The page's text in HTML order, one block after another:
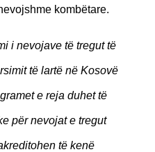
kombëtare.
i nevojave të tregut të
të lartë në Kosovë
e reja duhet të
për nevojat e tregut
të kenë